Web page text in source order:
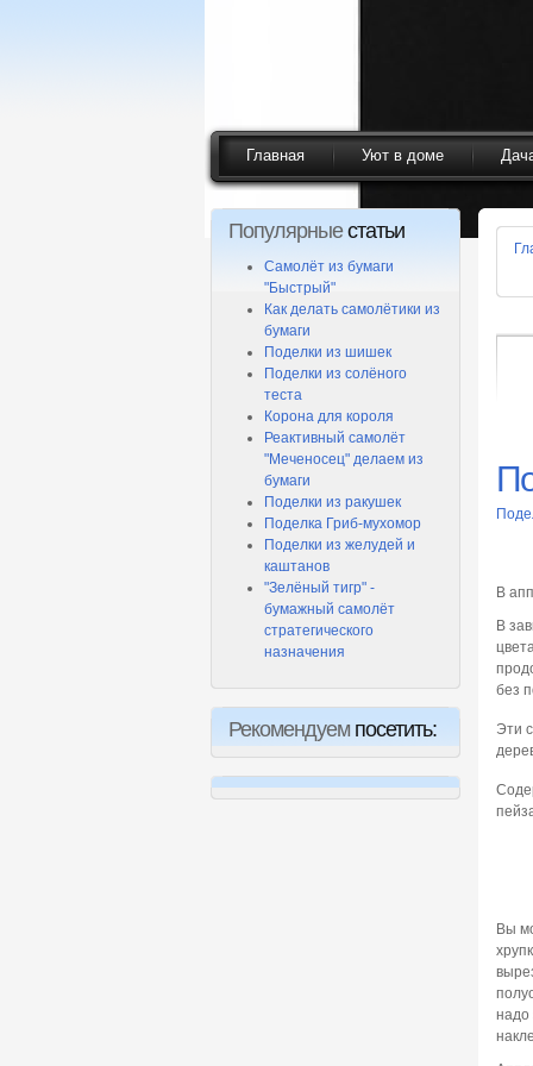
Главная Уют в доме
Популярныестатьи
Самолёт из бумаги
"Быстрый"
Как делать самолётики из
бумаги
Поделки из шишек
Поделки из солёного
теста
Корона для короля
Реактивный самолёт
"Меченосец" делаем из
бумаги
Поделки из ракушек
Поделка Гриб-мухомор
Поделки из желудей и
каштанов
"Зелёный тигр" -
бумажный самолёт
стратегического
назначения
Рекомендуемпосетить:
В
В
без
Эти
Вы
надо